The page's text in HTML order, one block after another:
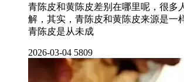
青陈皮和黄陈皮差别在哪里呢，很多
解，其实，青陈皮和黄陈皮来源是一
青陈皮是从未成
2026-03-04 5809